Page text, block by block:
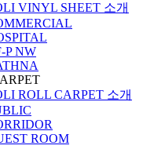
VINYL SHEET 소개
P NW
ROLL CARPET 소개
ROOM